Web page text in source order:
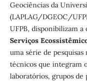
Geociências da
(LAPLAG/DGEOC/
UFPB, disponibilizam a
Serviços
uma série de
técnicos que integram
laboratórios, grupos de